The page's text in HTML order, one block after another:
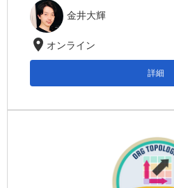
金井大輝
location_on オンライン
詳細